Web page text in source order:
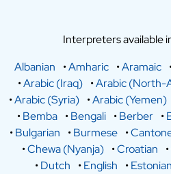
Interpreters available
Albanian
•Amharic •Aramaic
•Arabic (Iraq) •Arabic (North-
•Arabic (Syria) •Arabic (Yemen)
•Bemba •Bengali •Berber •
•Bulgarian •Burmese •
•Chewa (Nyanja) •Croatian •
•Dutch •English •Estonian